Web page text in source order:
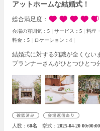
アットホームな結婚式！
総合満足度
会場の雰囲気： 5 サービス： 5 料理
料金： 5 ロケーション： 4
結婚式に対する知識が全くない
プランナーさんがひとつひとつ
が、プランナーさんも一緒に考
いく、素晴らしい挙式、披露宴
加してくれたゲストの方々から
ても良かったです。結婚式に関
優しくしてくれてアットホーム
人数 60名 挙式 2025-04-20